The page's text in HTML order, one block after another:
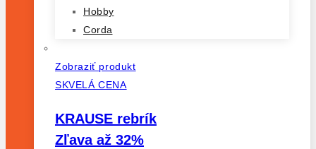
Hobby
Corda
Zobraziť produkt
SKVELÁ CENA
KRAUSE rebrík
Zľava až 32%